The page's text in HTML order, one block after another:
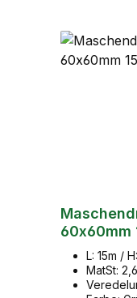
60x60mm
2.6mmL: 15m /
MatSt: